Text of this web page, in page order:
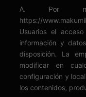
A. Por
https://
Usuarios el
información y
disposición. La
modificar en
configuración y
los contenidos,